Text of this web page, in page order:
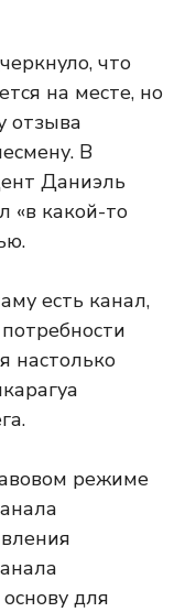
что
на месте, но
отзыва
В
Даниэль
«в какой-то
есть канал,
настолько
режиме
для